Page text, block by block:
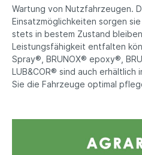
Wartung von Nutzfahrzeugen.
Einsatzmöglichkeiten sorgen
stets in bestem Zustand
Leistungsfähigkeit entfalten
Spray®, BRUNOX® epoxy®,
LUB&COR® sind auch
Sie die Fahrzeuge optimal